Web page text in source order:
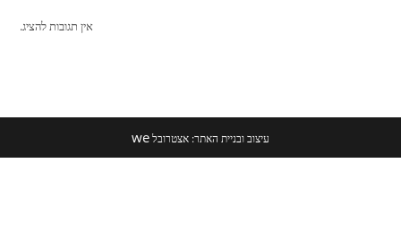
אין תגובות להציג.
עיצוב ובניית האתר: אצטרובלwe